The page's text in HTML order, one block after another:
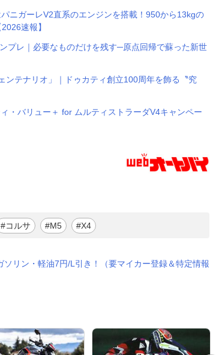
ニガーレV2直系のエンジンを搭載！950から13kgの
速報】
プレ｜必要なものだけを残す─原点回帰で蘇った新世
ンテナリオ」｜ドゥカティ創立100周年を飾る〝究
・バリュー＋ for ムルティストラーダV4キャンペー
#コルサ #M5 #X4
ソリン・軽油7円/L引き！（要マイカー登録＆特定情報